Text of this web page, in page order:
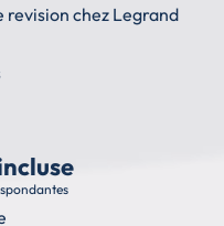
chez Legrand